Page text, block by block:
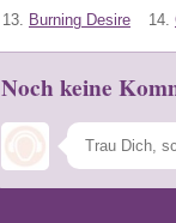
13. Burning Desire 14.
Noch keine